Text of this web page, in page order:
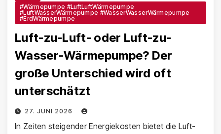
#Wärmepumpe #LuftLuftWärmepumpe
#LuftWasserWärmepumpe #WasserWasserWärmepumpe
#ErdWärmepumpe
Luft-zu-Luft- oder Luft-zu-
Wasser-Wärmepumpe? Der
große Unterschied wird oft
unterschätzt
27. JUNI 2026
In Zeiten steigender Energiekosten bietet die Luft-